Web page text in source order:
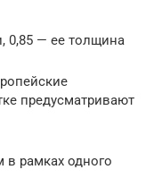
0,85 — ее толщина
предусматривают
рамках одного